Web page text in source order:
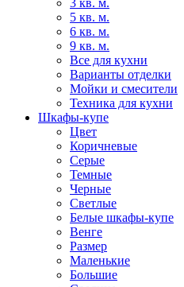
3 кв. м.
5 кв. м.
6 кв. м.
9 кв. м.
Все для кухни
Варианты отделки
Мойки и смесители
Техника для кухни
Шкафы-купе
Цвет
Коричневые
Серые
Темные
Черные
Светлые
Белые шкафы-купе
Венге
Размер
Маленькие
Большие